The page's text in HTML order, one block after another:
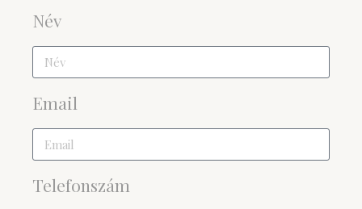
Név
Email
Telefonszám